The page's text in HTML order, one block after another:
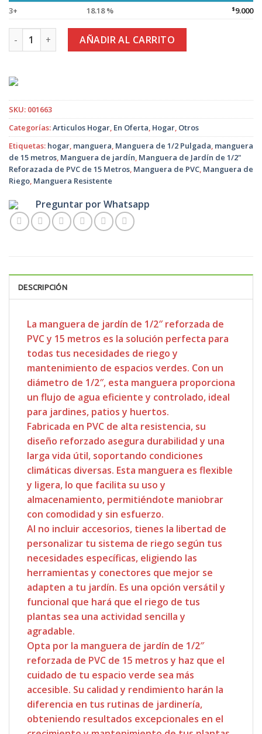
3+
18.18 % $9.000
Manguera de Jardín de 1/2" Reforzada de PVC de 15 Metros
AÑADIR AL CARRITO
SKU: 001663
Categorías:Articulos Hogar, En Oferta, Hogar, Otros
Etiquetas: hogar, manguera, Manguera de 1/2 Pulgada, manguera
de 15 metros, Manguera de jardín, Manguera de Jardín de 1/2"
Reforazada de PVC de 15 Metros, Manguera de PVC, Manguera de
Riego, Manguera Resistente
Preguntar por Whatsapp
DESCRIPCIÓN
La manguera de jardín de 1/2″ reforzada de
PVC y 15 metros es la solución perfecta para
todas tus necesidades de riego y
mantenimiento de espacios verdes. Con un
diámetro de 1/2″, esta manguera proporciona
un flujo de agua eficiente y controlado, ideal
para jardines, patios y huertos.
Fabricada en PVC de alta resistencia, su
diseño reforzado asegura durabilidad y una
larga vida útil, soportando condiciones
climáticas diversas. Esta manguera es flexible
y ligera, lo que facilita su uso y
almacenamiento, permitiéndote maniobrar
con comodidad y sin esfuerzo.
Al no incluir accesorios, tienes la libertad de
personalizar tu sistema de riego según tus
necesidades específicas, eligiendo las
herramientas y conectores que mejor se
adapten a tu jardín. Es una opción versátil y
funcional que hará que el riego de tus
plantas sea una actividad sencilla y
agradable.
Opta por la manguera de jardín de 1/2″
reforzada de PVC de 15 metros y haz que el
cuidado de tu espacio verde sea más
accesible. Su calidad y rendimiento harán la
diferencia en tus rutinas de jardinería,
obteniendo resultados excepcionales en el